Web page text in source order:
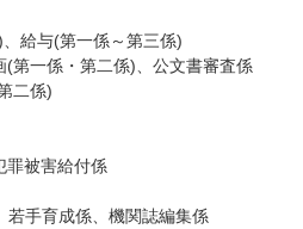
給与(第一係～第三係)
第一係・第二係)、公文書審査係
二係)
罪被害給付係
若手育成係、機関誌編集係